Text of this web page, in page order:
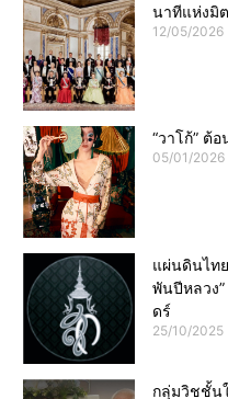
นาทีแห่งมิ
12/05/2026
“วาโก้” ต้
05/01/2026
แผ่นดินไท
พันปีหลวง
ดร์
25/10/2025
กลุ่มวิชชั้น